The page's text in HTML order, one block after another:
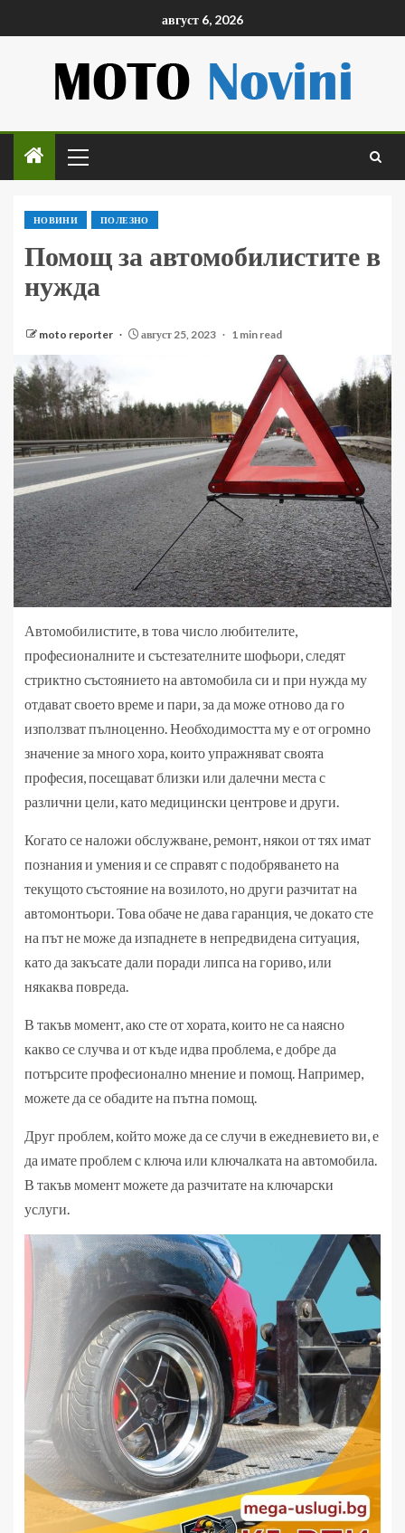
август 6, 2026
НОВИНИ ПОЛЕЗНО
Помощ за автомобилистите в
нужда
moto reporter август 25, 2023 1 min read
Автомобилистите, в това число любителите,
професионалните и състезателните шофьори, следят
стриктно състоянието на автомобила си и при нужда му
отдават своето време и пари, за да може отново да го
използват пълноценно. Необходимостта му е от огромно
значение за много хора, които упражняват своята
професия, посещават близки или далечни места с
различни цели, като медицински центрове и други.
Когато се наложи обслужване, ремонт, някои от тях имат
познания и умения и се справят с подобряването на
текущото състояние на возилото, но други разчитат на
автомонтьори. Това обаче не дава гаранция, че докато сте
на път не може да изпаднете в непредвидена ситуация,
като да закъсате дали поради липса на гориво, или
някаква повреда.
В такъв момент, ако сте от хората, които не са наясно
какво се случва и от къде идва проблема, е добре да
потърсите професионално мнение и помощ. Например,
можете да се обадите на пътна помощ.
Друг проблем, който може да се случи в ежедневието ви, е
да имате проблем с ключа или ключалката на автомобила.
В такъв момент можете да разчитате на ключарски
услуги.